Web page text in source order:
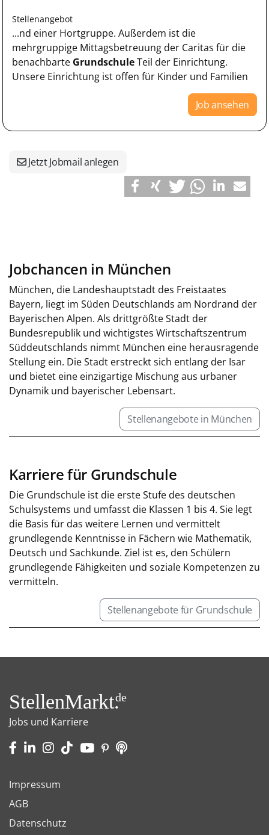
Stellenangebot
...nd einer Hortgruppe. Außerdem ist die
mehrgruppige Mittagsbetreuung der Caritas für die
benachbarte GrundschuleTeil der Einrichtung.
Unsere Einrichtung ist offen für Kinder und Familien
Job ansehen
Jetzt Jobmail anlegen
Jobchancen in München
München, die Landeshauptstadt des Freistaates
Bayern, liegt im Süden Deutschlands am Nordrand der
Bayerischen Alpen. Als drittgrößte Stadt der
Bundesrepublik und wichtigstes Wirtschaftszentrum
Süddeutschlands nimmt München eine herausragende
Stellung ein. Die Stadt erstreckt sich entlang der Isar
und bietet eine einzigartige Mischung aus urbaner
Dynamik und bayerischer Lebensart.
Stellenangebote in München
Karriere für Grundschule
Die Grundschule ist die erste Stufe des deutschen
Schulsystems und umfasst die Klassen 1 bis 4. Sie legt
die Basis für das weitere Lernen und vermittelt
grundlegende Kenntnisse in Fächern wie Mathematik,
Deutsch und Sachkunde. Ziel ist es, den Schülern
grundlegende Fähigkeiten und soziale Kompetenzen zu
vermitteln.
Stellenangebote für Grundschule
StellenMarkt.de
Jobs und Karriere
Impressum
AGB
Datenschutz